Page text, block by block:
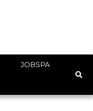
JOBSPA